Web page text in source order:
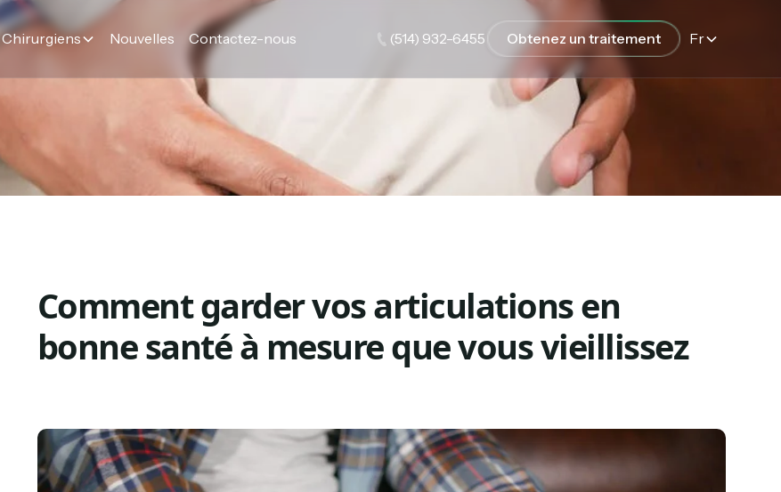
Chirurgiens Nouvelles Contactez-nous (514) 932-6455 Obtenez un traitement Fr
Comment garder vos articulations en
bonne santé à mesure que vous vieillissez